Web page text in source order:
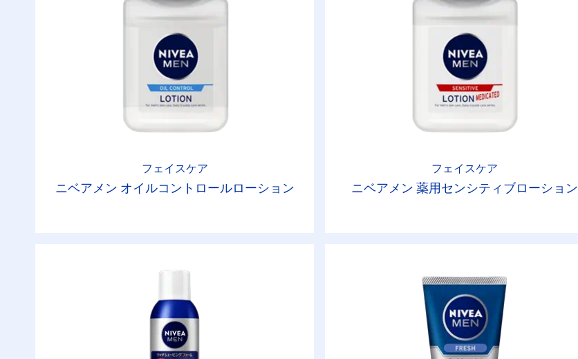
フェイスケア
ニベアメン オイルコントロールローション
フェイスケア
ニベアメン 薬用センシティブローション